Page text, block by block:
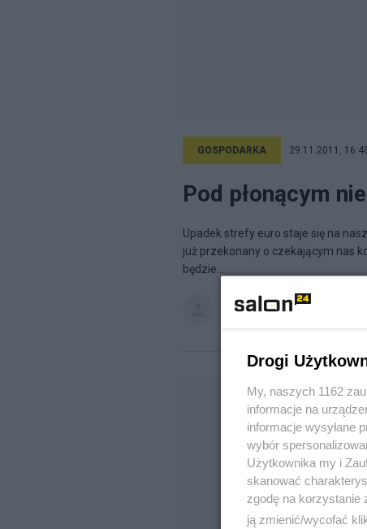
GOSPODARKA 29.11.2011,
Pod płonącym
Upadek strefy euro staje się na
już przekonany o czekającym nas
będzie...
Łukasz Stefaniak
Drogi
My, naszych 1162
informacje na
informacje wysyłane
wybór
Użytkownika my i
skanować
zgodę na korzystanie
ją zmienić/wycofać